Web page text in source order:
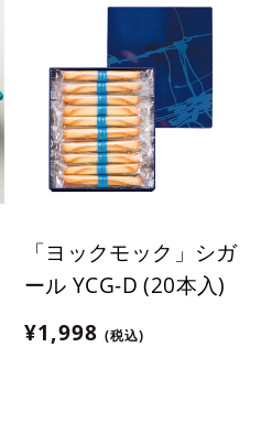
「ヨックモック」シガ
ール YCG-D (20本入)
¥1,998 (税込)